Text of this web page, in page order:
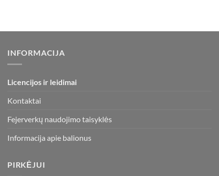
INFORMACIJA
Licencijos ir leidimai
Kontaktai
Fejerverkų naudojimo taisyklės
Informacija apie balionus
PIRKĖJUI